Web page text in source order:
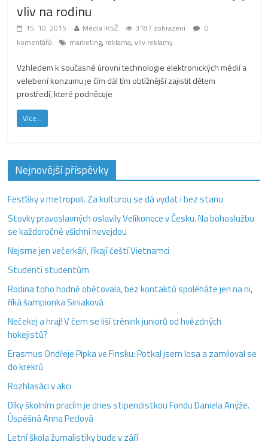
vliv na rodinu
15. 10. 2015 Média IKSŽ 3187 zobrazení
0
komentářů
marketing, reklama,vliv reklamy
Vzhledem k současné úrovni technologie elektronických médií a
velebení konzumu je čím dál tím obtížnější zajistit dětem
prostředí, které podněcuje
Více...
Nejnovější příspěvky
Fesťáky v metropoli. Za kulturou se dá vydat i bez stanu
Stovky pravoslavných oslavily Velikonoce v Česku. Na bohoslužbu
se každoročně všichni nevejdou
Nejsme jen večerkáři, říkají čeští Vietnamci
Studenti studentům
Rodina toho hodně obětovala, bez kontaktů spoléháte jen na ni,
říká šampionka Siniaková
Nečekej a hraj! V čem se liší trénink juniorů od hvězdných
hokejistů?
Erasmus Ondřeje Pipka ve Finsku: Potkal jsem losa a zamiloval se
do krekrů
Rozhlasáci v akci
Díky školním pracím je dnes stipendistkou Fondu Daniela Anýže.
Úspěšná Anna Peclová
Letní škola žurnalistiky bude v září